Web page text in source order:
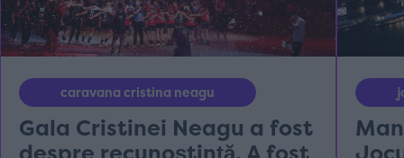
caravana cristina neagu
Gala Cristinei Neagu a fost